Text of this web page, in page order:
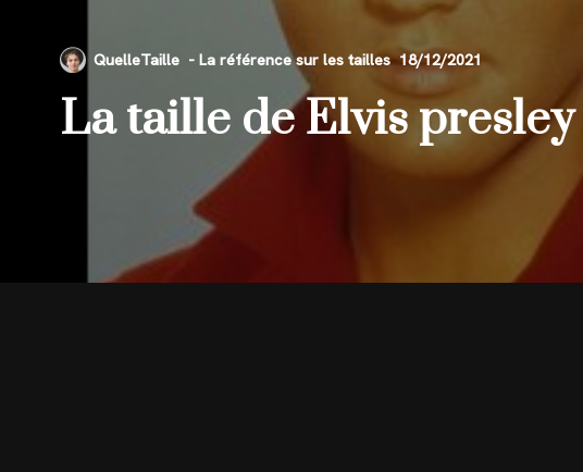
QuelleTaille 18/12/2021
La taille de Elvis presley